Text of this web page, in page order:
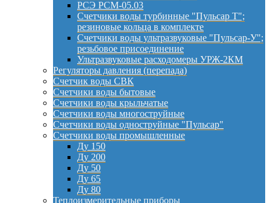
РСЭ РСМ-05.03
Счетчики воды турбинные "Пульсар Т";
резиновые кольца в комплекте
Счетчики воды ультразвуковые "Пульсар-У";
резьбовое присоединение
Ультразвуковые расходомеры УРЖ-2КМ
Регуляторы давления (перепада)
Счетчик воды СВК
Счетчики воды бытовые
Счетчики воды крыльчатые
Счетчики воды многоструйные
Счетчики воды одноструйные "Пульсар"
Счетчики воды промышленные
Ду 150
Ду 200
Ду 50
Ду 65
Ду 80
Теплоизмерительные приборы